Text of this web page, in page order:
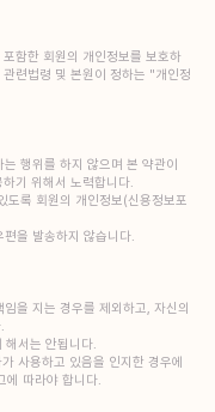
함한 회원의 개인정보를 보호하
련법령 및 본원이 정하는 "개인정
행위를 하지 않으며 본 약관이
기 위해서 노력합니다.
록 회원의 개인정보(신용정보포
을 발송하지 않습니다.
을 지는 경우를 제외하고, 자신의
서는 안됩니다.
사용하고 있음을 인지한 경우에
에 따라야 합니다.